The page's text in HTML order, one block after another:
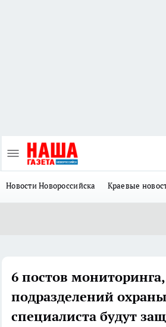
Новости Новороссийска Краевые
6 постов
подразделений
специалиста будут